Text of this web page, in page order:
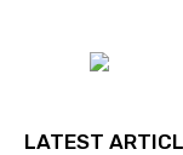
LATEST